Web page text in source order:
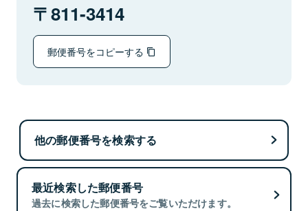
811-3414
郵便番号をコピーする
他の郵便番号を検索する
最近検索した郵便番号
過去に検索した郵便番号をご覧いただけます。